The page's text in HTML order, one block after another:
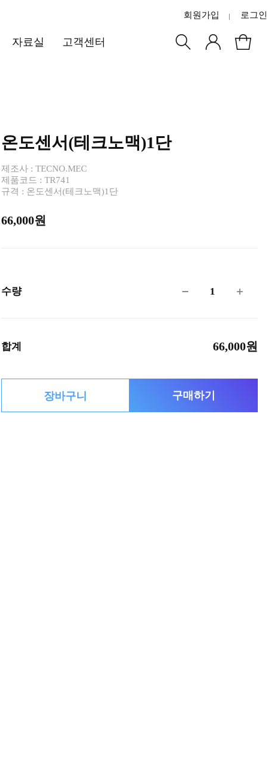
회원가입 로그인
자료실 고객센터
온도센서(테크노맥)1단
제조사 : TECNO.MEC
제품코드 : TR741
규격 : 온도센서(테크노맥)1단
66,000원
수량 1
합계 66,000원
장바구니 구매하기